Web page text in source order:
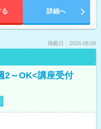
る 詳細へ
掲載日：2026.08.06
2～OK<講座受付